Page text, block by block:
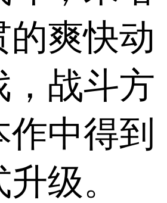
的爽快动
，战斗方
中得到
级。